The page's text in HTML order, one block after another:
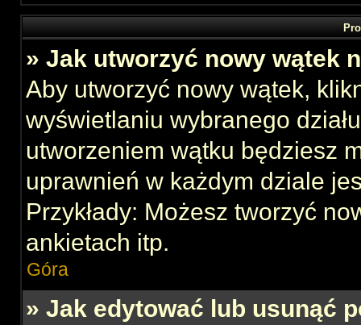
» Jak utworzyć nowy wątek
Aby utworzyć nowy wątek,
wyświetlaniu wybranego
utworzeniem wątku będziesz
uprawnień w każdym dziale
Przykłady: Możesz tworzyć
ankietach itp.
Góra
» Jak edytować lub usunąć